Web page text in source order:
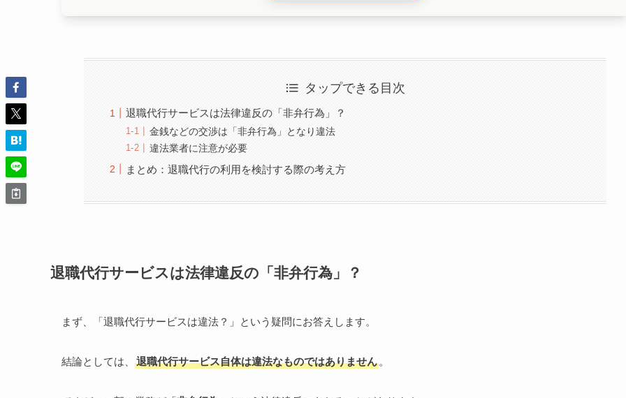
タップできる目次
退職代行サービスは法律違反の「非弁行為」？
金銭などの交渉は「非弁行為」となり違法
違法業者に注意が必要
まとめ：退職代行の利用を検討する際の考え方
退職代行サービスは法律違反の「非弁行為」？
まず、「退職代行サービスは違法？」という疑問にお答えします。
結論としては、 退職代行サービス自体は違法なものではありません 。